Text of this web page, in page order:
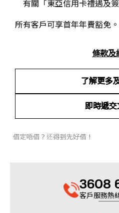
有關「東亞信用卡禮遇及
所有客戶可享首年年費豁免。
條款及
了解更多
即時遞交
3608
客戶服務熱